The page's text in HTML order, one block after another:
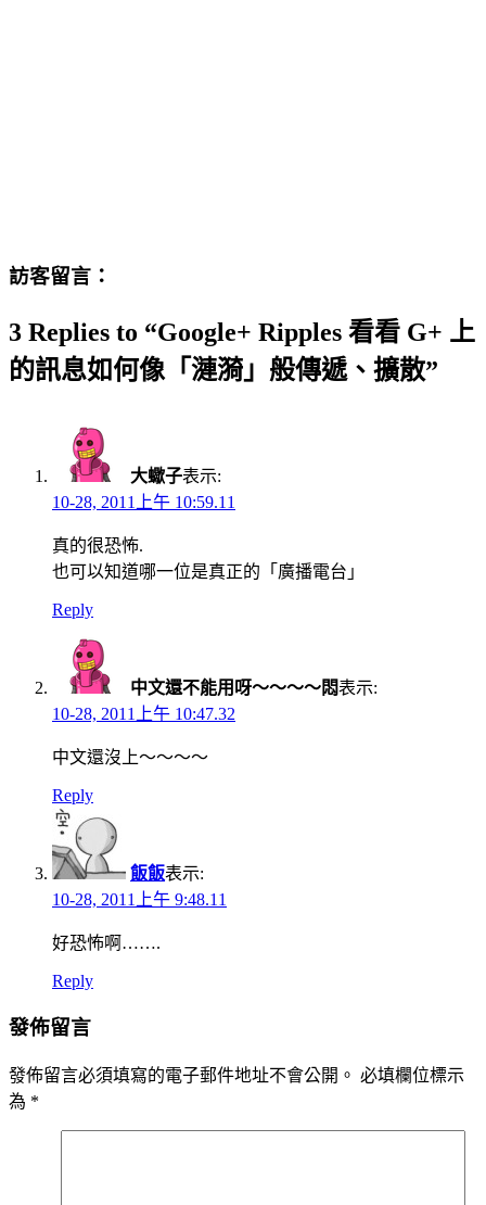
訪客留言：
3 Replies to “Google+ Ripples 看看 G+ 上
的訊息如何像「漣漪」般傳遞、擴散”
大蠍子表示:
10-28, 2011上午 10:59.11
真的很恐怖.
也可以知道哪一位是真正的「廣播電台」
Reply
中文還不能用呀～～～～悶表示:
10-28, 2011上午 10:47.32
中文還沒上～～～～
Reply
飯飯表示:
10-28, 2011上午 9:48.11
好恐怖啊…….
Reply
發佈留言
發佈留言必須填寫的電子郵件地址不會公開。 必填欄位標示
為 *